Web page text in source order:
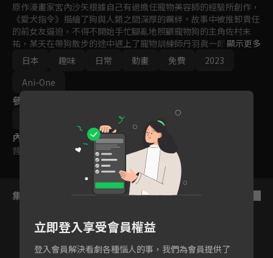
原作漫畫家宮內沙矢根據自己有過擔任寵物美容師的經驗所創作，
《愛犬指令》描繪了狗與人類之間深厚的羈絆。故事中被推卸責任
的前女友逼迫，不得不開始手忙腳亂地照顧寵物狗的主角佐村未
祐，某天在帶狗散步的途中遇上了寵物訓練師丹羽眞一郎，人生也
因此產生了巨大的變化。
顯示更多
日本
趣味 日常 動畫 免費
2023
Ani-One
參與演員
內容標籤
普遍級
集數列表
立即登入享受會員權益
登入會員解決看劇各種惱人的事，我們為會員提供了